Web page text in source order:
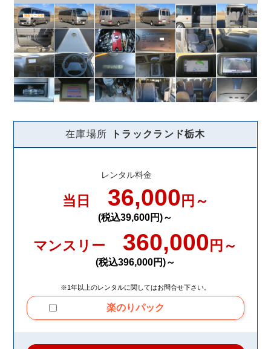
在庫場所 トラックランド栃木
レンタル料金
当日 36,000 円～
(税込39,600円)～
マンスリー 360,000 円～
(税込396,000円)～
※1年以上のレンタルに関してはお問合せ下さい。
楽のりパック